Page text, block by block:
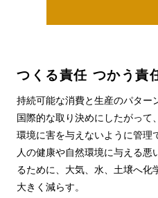
つくる責任 つかう責
持続可能な消費と生産のパター
国際的な取り決めにしたがって
環境に害を与えないように管理
人の健康や自然環境に与える
るために、大気、水、土壌へ化
大きく減らす。